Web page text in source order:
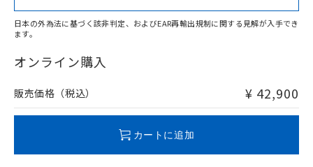
日本の外為法に基づく該非判定、およびEAR再輸出規制に関する見解が入手でき
ます。
オンライン購入
販売価格（税込） ¥ 42,900
カートに追加
既に当社にて対応品への在庫切替を完了
す。